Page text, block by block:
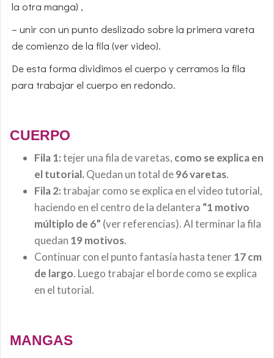
la otra manga) ,
– unir con un punto deslizado sobre la primera vareta
de comienzo de la fila (ver video).
De esta forma dividimos el cuerpo y cerramos la fila
para trabajar el cuerpo en redondo.
CUERPO
Fila 1:tejer una fila de varetas, como se explica en
el tutorial. Quedan un total de96 varetas.
Fila 2:trabajar como se explica en el video tutorial,
haciendo en el centro de la delantera “1 motivo
múltiplo de 6” (ver referencias). Al terminar la fila
quedan 19 motivos.
Continuar con el punto fantasía hasta tener17 cm
de largo. Luego trabajar el borde como se explica
en el tutorial.
MANGAS